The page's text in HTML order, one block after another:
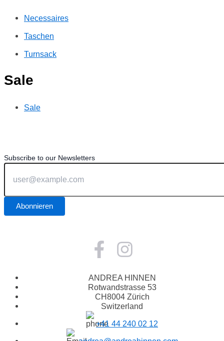
Necessaires
Taschen
Turnsack
Sale
Sale
Subscribe to our Newsletters
ANDREA HINNEN
Rotwandstrasse 53
CH8004 Zürich
Switzerland
+41 44 240 02 12